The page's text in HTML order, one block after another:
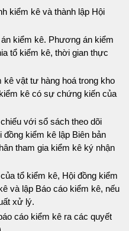
kiểm kê và thành lập Hội
kiểm kê. Phương án kiểm
tổ kiểm kê, thời gian thực
vật tư hàng hoá trong kho
kê có sự chứng kiến của
với sổ sách theo dõi
kiểm kê lập Biên bản
tham gia kiểm kê ký nhận
tổ kiểm kê, Hội đồng kiểm
và lập Báo cáo kiểm kê, nếu
xử lý.
cáo kiểm kê ra các quyết